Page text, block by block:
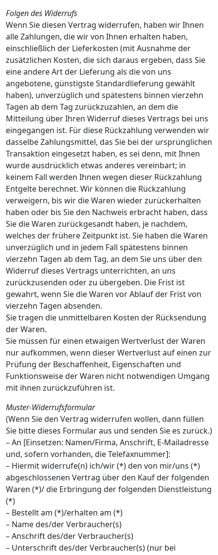
Folgen des Widerrufs
Wenn Sie diesen Vertrag widerrufen, haben wir Ihnen
alle Zahlungen, die wir von Ihnen erhalten haben,
einschließlich der Lieferkosten (mit Ausnahme der
zusätzlichen Kosten, die sich daraus ergeben, dass Sie
eine andere Art der Lieferung als die von uns
angebotene, günstigste Standardlieferung gewählt
haben), unverzüglich und spätestens binnen vierzehn
Tagen ab dem Tag zurückzuzahlen, an dem die
Mitteilung über Ihren Widerruf dieses Vertrags bei uns
eingegangen ist. Für diese Rückzahlung verwenden wir
dasselbe Zahlungsmittel, das Sie bei der ursprünglichen
Transaktion eingesetzt haben, es sei denn, mit Ihnen
wurde ausdrücklich etwas anderes vereinbart; in
keinem Fall werden Ihnen wegen dieser Rückzahlung
Entgelte berechnet. Wir können die Rückzahlung
verweigern, bis wir die Waren wieder zurückerhalten
haben oder bis Sie den Nachweis erbracht haben, dass
Sie die Waren zurückgesandt haben, je nachdem,
welches der frühere Zeitpunkt ist. Sie haben die Waren
unverzüglich und in jedem Fall spätestens binnen
vierzehn Tagen ab dem Tag, an dem Sie uns über den
Widerruf dieses Vertrags unterrichten, an uns
zurückzusenden oder zu übergeben. Die Frist ist
gewahrt, wenn Sie die Waren vor Ablauf der Frist von
vierzehn Tagen absenden.
Sie tragen die unmittelbaren Kosten der Rücksendung
der Waren.
Sie müssen für einen etwaigen Wertverlust der Waren
nur aufkommen, wenn dieser Wertverlust auf einen zur
Prüfung der Beschaffenheit, Eigenschaften und
Funktionsweise der Waren nicht notwendigen Umgang
mit ihnen zurückzuführen ist.
Muster-Widerrufsformular
(Wenn Sie den Vertrag widerrufen wollen, dann füllen
Sie bitte dieses Formular aus und senden Sie es zurück.)
– An [Einsetzen: Namen/Firma, Anschrift, E-Mailadresse
und, sofern vorhanden, die Telefaxnummer]:
– Hiermit widerrufe(n) ich/wir (*) den von mir/uns (*)
abgeschlossenen Vertrag über den Kauf der folgenden
Waren (*)/ die Erbringung der folgenden Dienstleistung
(*)
– Bestellt am (*)/erhalten am (*)
– Name des/der Verbraucher(s)
– Anschrift des/der Verbraucher(s)
– Unterschrift des/der Verbraucher(s) (nur bei